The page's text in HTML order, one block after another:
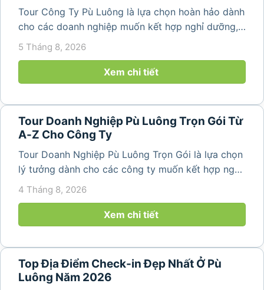
Tour Công Ty Pù Luông là lựa chọn hoàn hảo dành
cho các doanh nghiệp muốn kết hợp nghỉ dưỡng,
team building và gắn kết tập thể trong không gian
Hóa vài giờ di chuyển,...
5 Tháng 8, 2026
Xem chi tiết
Tour Doanh Nghiệp Pù Luông Trọn Gói Từ
A-Z Cho Công Ty
Tour Doanh Nghiệp Pù Luông Trọn Gói là lựa chọn
lý tưởng dành cho các công ty muốn kết hợp nghỉ
dưỡng, gắn kết đội ngũ và tái tạo năng lượng sau
những ngày làm việc căng thẳng. Với cảnh quan
thiên nhiên trong lành,...
4 Tháng 8, 2026
Xem chi tiết
Top Địa Điểm Check-in Đẹp Nhất Ở Pù
Luông Năm 2026